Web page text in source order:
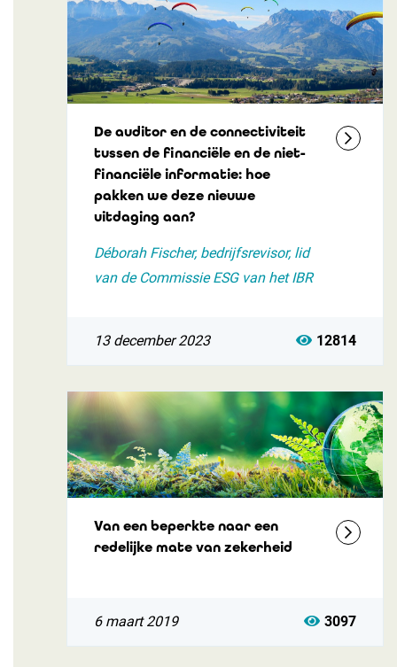
De auditor en de connectiviteit
tussen de financiële en de niet-
financiële informatie: hoe
pakken we deze nieuwe
uitdaging aan?
Déborah Fischer, bedrijfsrevisor, lid
van de Commissie ESG van het IBR
13 december 2023 12814
Van een beperkte naar een
redelijke mate van zekerheid
6 maart 2019 3097